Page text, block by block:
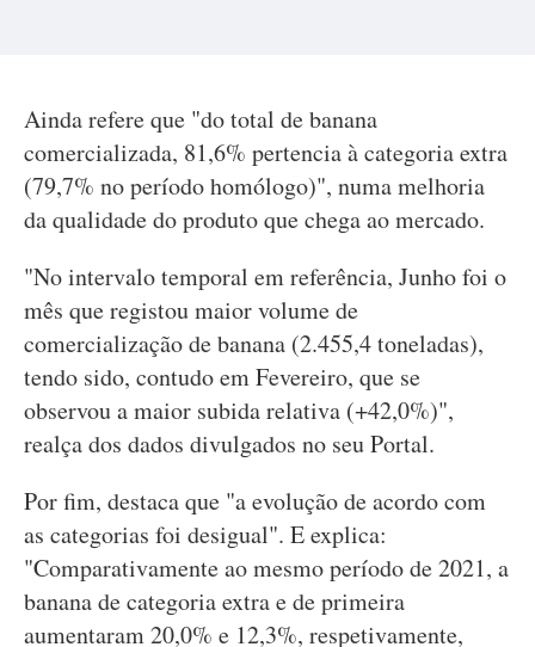
Ainda refere que "do total de banana
comercializada, 81,6% pertencia à categoria extra
(79,7% no período homólogo)", numa melhoria
da qualidade do produto que chega ao mercado.
"No intervalo temporal em referência, Junho foi o
mês que registou maior volume de
comercialização de banana (2.455,4 toneladas),
tendo sido, contudo em Fevereiro, que se
observou a maior subida relativa (+42,0%)",
realça dos dados divulgados no seu Portal.
Por fim, destaca que "a evolução de acordo com
as categorias foi desigual". E explica:
"Comparativamente ao mesmo período de 2021, a
banana de categoria extra e de primeira
aumentaram 20,0% e 12,3%, respetivamente,